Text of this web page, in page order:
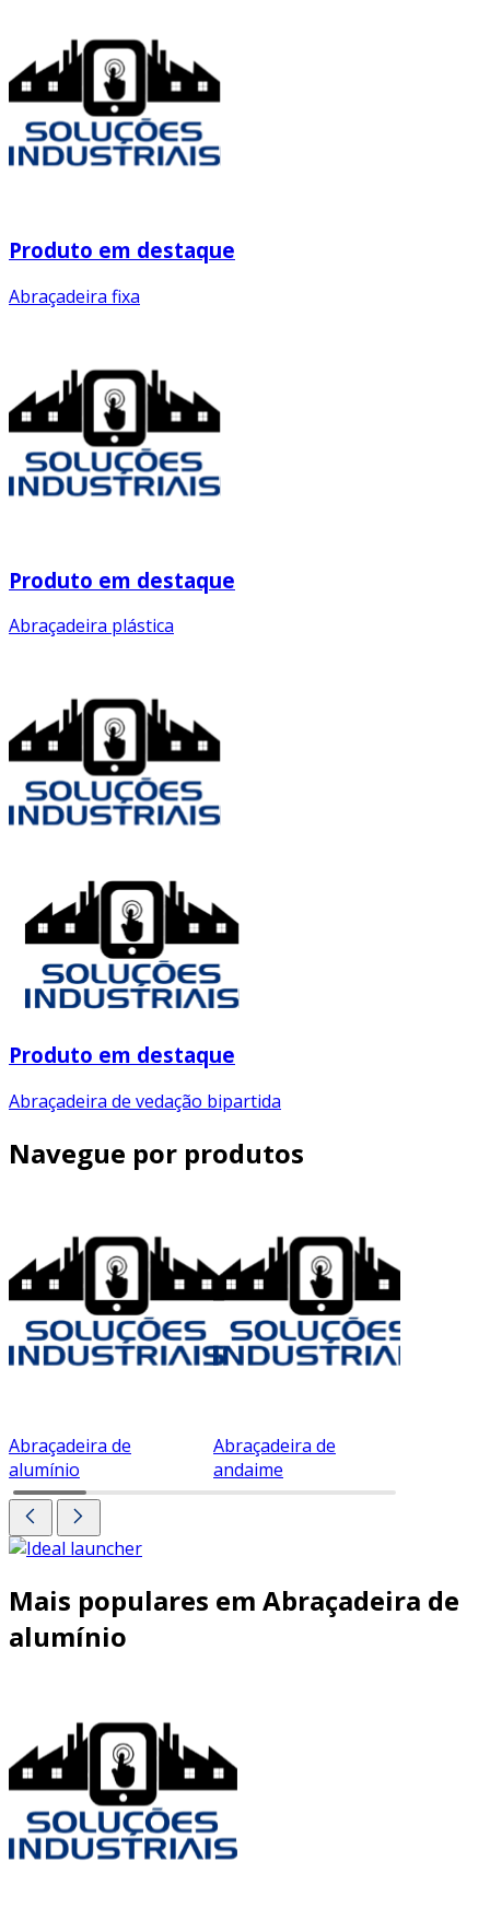
Produto em destaque
Abraçadeira fixa
Produto em destaque
Abraçadeira plástica
Produto em destaque
Abraçadeira de vedação bipartida
Navegue por produtos
Abraçadeira de
alumínio
Abraçadeira de
andaime
Mais populares em Abraçadeira de
alumínio